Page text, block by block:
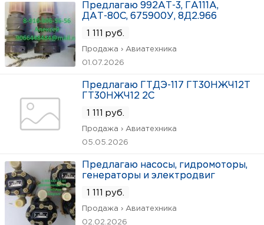
Предлагаю 992АТ-3, ГА111А,
ДАТ-80С, 675900У, 8Д2.966
1 111 руб.
Продажа › Авиатехника
01.07.2026
Предлагаю ГТДЭ-117 ГТ30НЖЧ12Т
ГТ30НЖЧ12 2С
1 111 руб.
Продажа › Авиатехника
05.05.2026
Предлагаю насосы, гидромоторы,
генераторы и электродвиг
1 111 руб.
Продажа › Авиатехника
02.02.2026